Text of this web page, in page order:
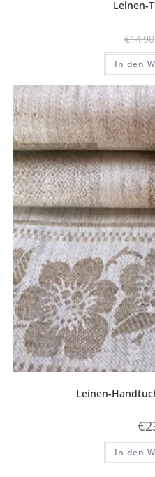
Leinen-
€14,90
In den
Leinen-
€
In den